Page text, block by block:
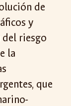
de
y
riesgo
la
que